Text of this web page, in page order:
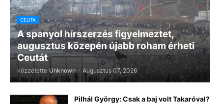
CEUTA
A spanyol hírszerzés figyelmeztet,
augusztus közepén újabb roham érheti
Ceutát
közzétette Unknown - Augusztus 07, 2026
Pilhál György: Csak a baj volt Takaróval?